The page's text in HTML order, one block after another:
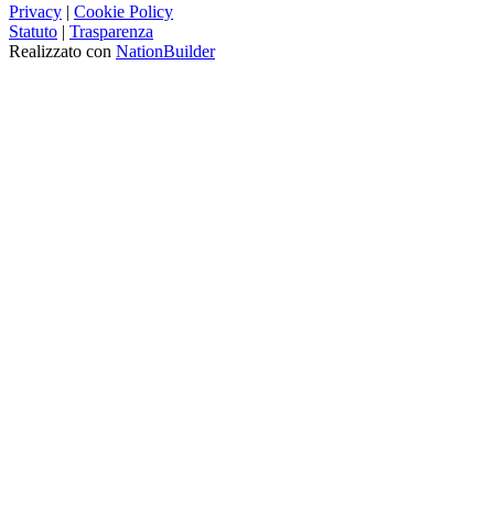
Privacy | Cookie Policy
Statuto | Trasparenza
Realizzato con NationBuilder